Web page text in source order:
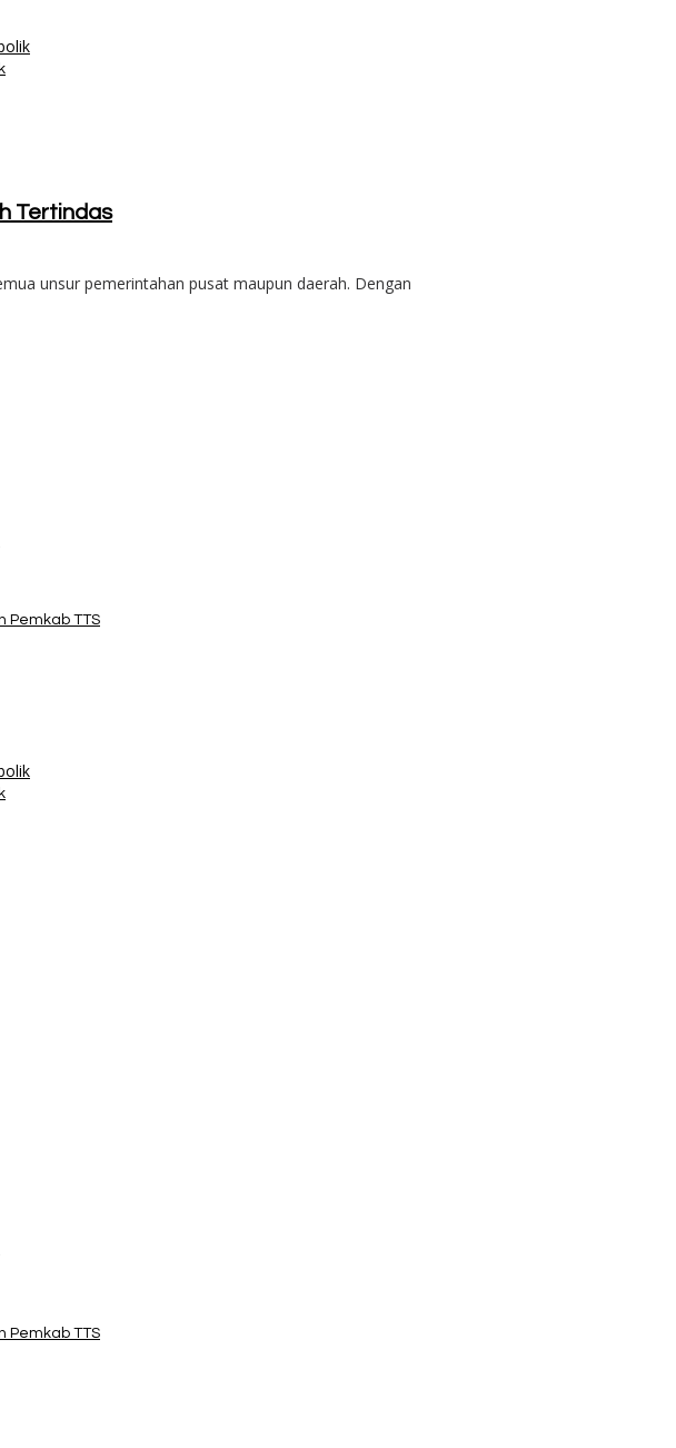
Tertindas
unsur pemerintahan pusat maupun daerah. Dengan
Pemkab TTS
Pemkab TTS